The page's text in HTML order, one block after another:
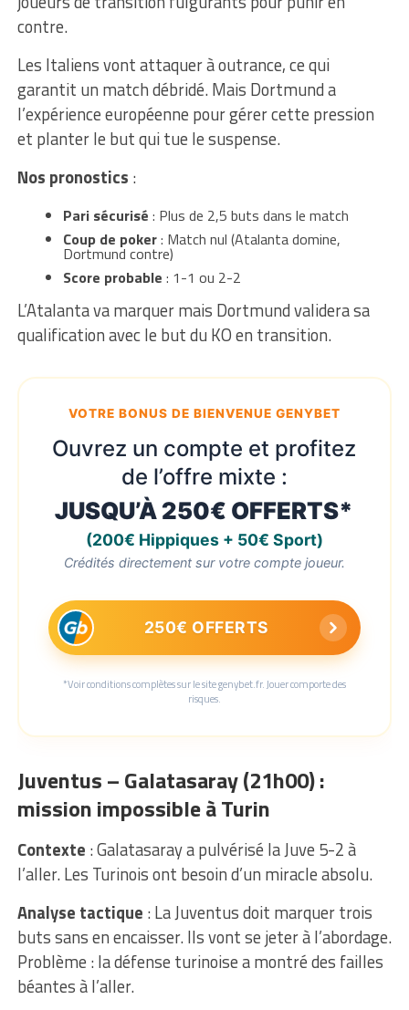
contre.
Les Italiens vont attaquer à outrance, ce qui
garantit un match débridé. Mais Dortmund a
l’expérience européenne pour gérer cette pression
et planter le but qui tue le suspense.
Nos pronostics :
Pari sécurisé : Plus de 2,5 buts dans le match
Coup de poker: Match nul (Atalanta domine,
Dortmund contre)
Score probable : 1-1 ou 2-2
L’Atalanta va marquer mais Dortmund validera sa
qualification avec le but du KO en transition.
VOTRE BONUS DE BIENVENUE GENYBET
Ouvrez un compte et profitez
de l’offre mixte :
JUSQU’À 250€ OFFERTS*
(200€ Hippiques + 50€ Sport)
Crédités directement sur votre compte joueur.
250€ OFFERTS
*Voir conditions complètes sur le site genybet.fr. Jouer comporte des
risques.
Juventus – Galatasaray (21h00) :
mission impossible à Turin
Contexte : Galatasaray a pulvérisé la Juve 5-2 à
l’aller. Les Turinois ont besoin d’un miracle absolu.
Analyse tactique : La Juventus doit marquer trois
buts sans en encaisser. Ils vont se jeter à l’abordage.
Problème : la défense turinoise a montré des failles
béantes à l’aller.